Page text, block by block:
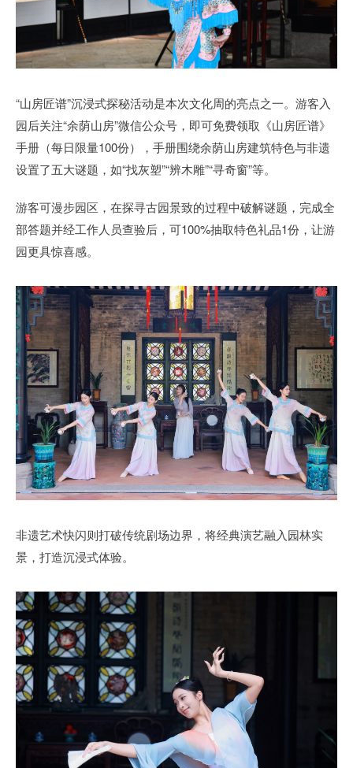
“山房匠谱”沉浸式探秘活动是本次文化周的亮点之一。游客入
园后关注“余荫山房”微信公众号，即可免费领取《山房匠谱》
手册（每日限量100份），手册围绕余荫山房建筑特色与非遗
设置了五大谜题，如“找灰塑”“辨木雕”“寻奇窗”等。
游客可漫步园区，在探寻古园景致的过程中破解谜题，完成全
部答题并经工作人员查验后，可100%抽取特色礼品1份，让游
园更具惊喜感。
非遗艺术快闪则打破传统剧场边界，将经典演艺融入园林实
景，打造沉浸式体验。